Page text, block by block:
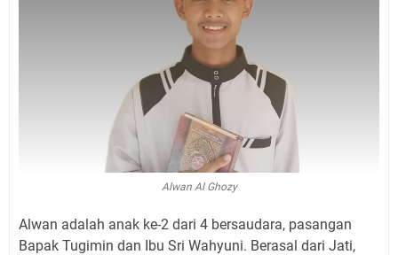
Alwan Al Ghozy
Alwan adalah anak ke-2 dari 4 bersaudara, pasangan
Bapak Tugimin dan Ibu Sri Wahyuni. Berasal dari Jati,